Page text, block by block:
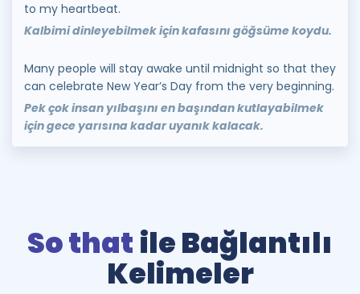
to my heartbeat.
Kalbimi dinleyebilmek için kafasını göğsüme koydu.
Many people will stay awake until midnight so that they
can celebrate New Year’s Day from the very beginning.
Pek çok insan yılbaşını en başından kutlayabilmek
için gece yarısına kadar uyanık kalacak.
So that ile Bağlantılı
Kelimeler